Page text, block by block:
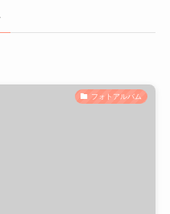
フォトアルバム